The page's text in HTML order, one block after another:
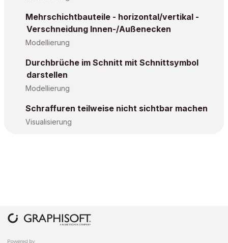
Mehrschichtbauteile - horizontal/vertikal -
Verschneidung Innen-/Außenecken
Modellierung
Durchbrüche im Schnitt mit Schnittsymbol
darstellen
Modellierung
Schraffuren teilweise nicht sichtbar machen
Visualisierung